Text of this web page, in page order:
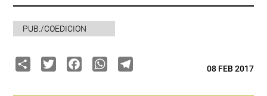
PUB./COEDICION
ShareTwitterFacebook
WhatsApp
Telegram08 FEB 2017